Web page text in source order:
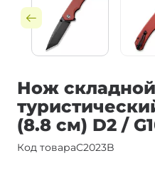
Нож складной
(8.8 см) D2 /
Код товараC2023B